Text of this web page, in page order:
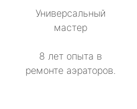
Универсальный
мастер
8 лет опыта в
ремонте аэраторов.